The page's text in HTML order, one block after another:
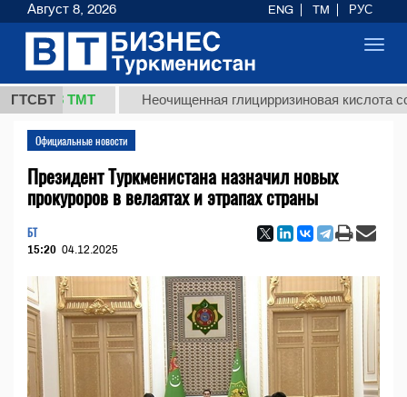
ГТСБТ
ТМТ Неочищенная глицирризиновая кислота
Официальные новости
Президент Туркменистана назначил новых
прокуроров в велаятах и этрапах страны
БТ
15:20 04.12.2025
Август 8, 2026 ENG TM РУС